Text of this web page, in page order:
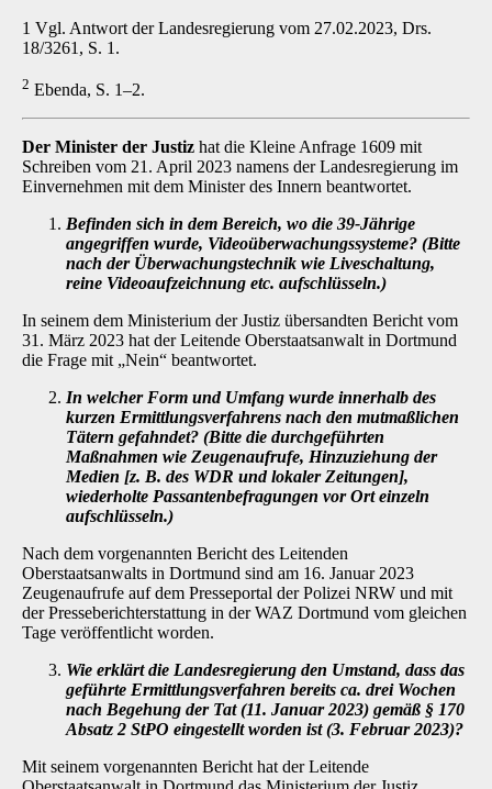
1 Vgl. Antwort der Landesregierung vom 27.02.2023, Drs.
18/3261, S. 1.
2 Ebenda, S. 1–2.
Der Minister der Justiz hat die Kleine Anfrage 1609 mit
Schreiben vom 21. April 2023 namens der Landesregierung im
Einvernehmen mit dem Minister des Innern beantwortet.
Befinden sich in dem Bereich, wo die 39-Jährige
angegriffen wurde, Videoüberwachungssysteme? (Bitte
nach der Überwachungstechnik wie Liveschaltung,
reine Videoaufzeichnung etc. aufschlüsseln.)
In seinem dem Ministerium der Justiz übersandten Bericht vom
31. März 2023 hat der Leitende Oberstaatsanwalt in Dortmund
die Frage mit „Nein“ beantwortet.
In welcher Form und Umfang wurde innerhalb des
kurzen Ermittlungsverfahrens nach den mutmaßlichen
Tätern gefahndet? (Bitte die durchgeführten
Maßnahmen wie Zeugenaufrufe, Hinzuziehung der
Medien [z. B. des WDR und lokaler Zeitungen],
wiederholte Passantenbefragungen vor Ort einzeln
aufschlüsseln.)
Nach dem vorgenannten Bericht des Leitenden
Oberstaatsanwalts in Dortmund sind am 16. Januar 2023
Zeugenaufrufe auf dem Presseportal der Polizei NRW und mit
der Presseberichterstattung in der WAZ Dortmund vom gleichen
Tage veröffentlicht worden.
Wie erklärt die Landesregierung den Umstand, dass das
geführte Ermittlungsverfahren bereits ca. drei Wochen
nach Begehung der Tat (11. Januar 2023) gemäß § 170
Absatz 2 StPO eingestellt worden ist (3. Februar 2023)?
Mit seinem vorgenannten Bericht hat der Leitende